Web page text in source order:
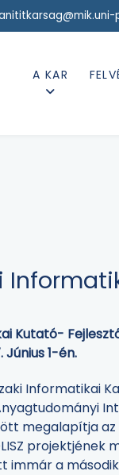
A KAR
Kutató-
1-én.
Informatikai
megalapítja az
immár a